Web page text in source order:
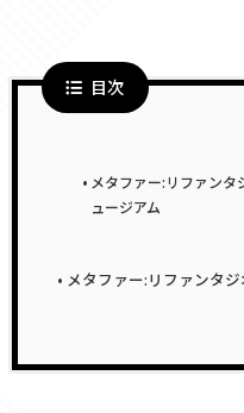
目次
メタファー:リファンタ
ュージアム
メタファー:リファンタジ